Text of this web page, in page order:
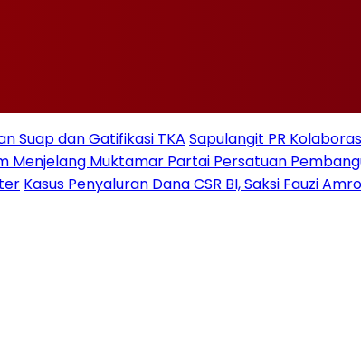
Suap dan Gatifikasi TKA Sapulangit PR
Menjelang Muktamar Partai Persatuan
Kasus Penyaluran Dana CSR BI, Saksi Fauzi